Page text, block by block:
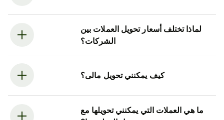
لماذا تختلف أسعار تحويل العملات بين
الشركات؟
كيف يمكنني تحويل مالى؟
ما هي العملات التي يمكنني تحويلها مع